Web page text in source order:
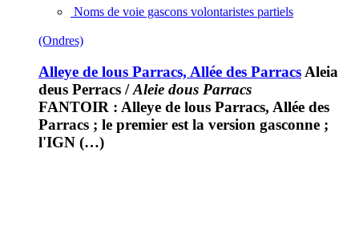
Noms de voie gascons volontaristes partiels
(Ondres)
Alleye de lous Parracs, Allée des Parracs Aleia
deus Perracs /Aleie dous Parracs
FANTOIR : Alleye de lous Parracs, Allée des
Parracs ; le premier est la version gasconne ;
l'IGN (…)